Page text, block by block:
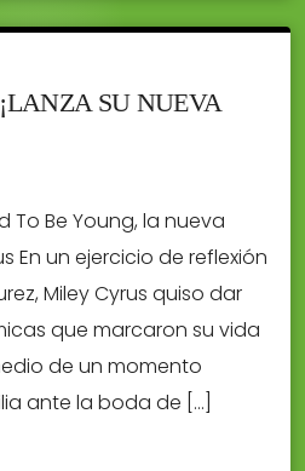
SU NUEVA
To Be Young, la nueva
En un ejercicio de reflexión
Miley Cyrus quiso dar
que marcaron su vida
de un momento
ante la boda de […]